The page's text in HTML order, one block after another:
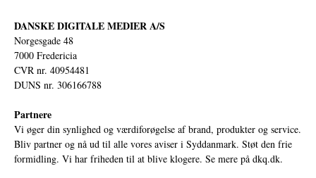
DANSKE DIGITALE MEDIER A/S
Norgesgade 48
7000 Fredericia
CVR nr. 40954481
DUNS nr. 306166788
Partnere
Vi øger din synlighed og værdiforøgelse af brand, produkter og service.
Bliv partner og nå ud til alle vores aviser i Syddanmark. Støt den frie
formidling. Vi har friheden til at blive klogere. Se mere på dkq.dk.